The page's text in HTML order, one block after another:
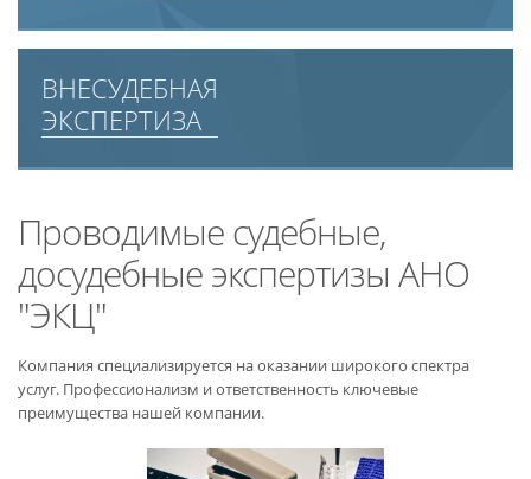
ВНЕСУДЕБНАЯ
ЭКСПЕРТИЗА
Проводимые судебные,
досудебные экспертизы АНО
"ЭКЦ"
Компания специализируется на оказании широкого спектра
услуг. Профессионализм и ответственность ключевые
преимущества нашей компании.